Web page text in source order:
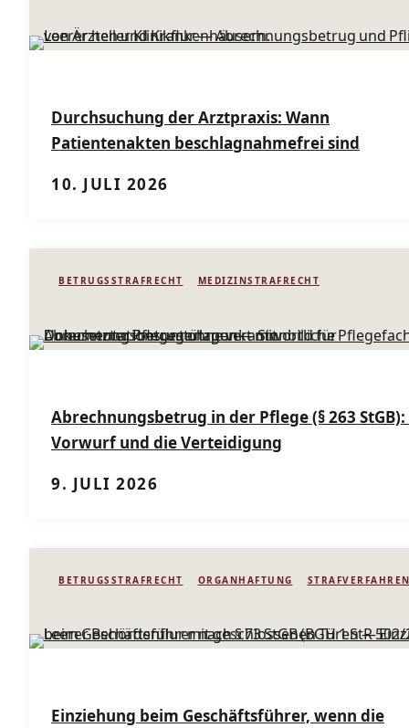
Durchsuchung der Arztpraxis: Wann
Patientenakten beschlagnahmefrei sind
10. JULI 2026
BETRUGSSTRAFRECHT MEDIZINSTRAFRECHT
Abrechnungsbetrug in der Pflege (§ 263
Vorwurf und die Verteidigung
9. JULI 2026
BETRUGSSTRAFRECHT ORGANHAFTUNG
Einziehung beim Geschäftsführer, wenn die